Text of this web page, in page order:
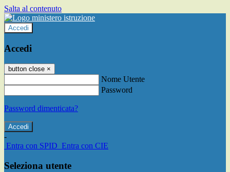
Salta al contenuto
Accedi
Accedi
button close ×
Nome Utente
Password
Password dimenticata?
-
Entra con SPID Entra con CIE
Seleziona utente